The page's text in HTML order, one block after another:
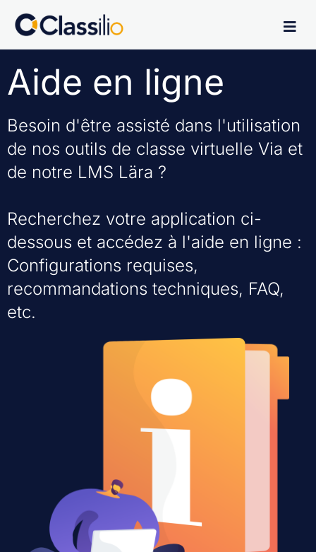
Aide en ligne
Besoin d'être assisté dans l'utilisation
de nos outils de classe virtuelle Via et
de notre LMS Lära ?
Recherchez votre application ci-
dessous et accédez à l'aide en ligne :
Configurations requises,
recommandations techniques, FAQ,
etc.